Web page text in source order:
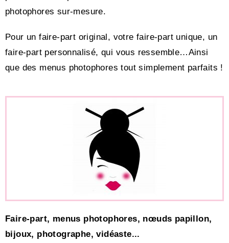
photophores sur-mesure.
Pour un faire-part original, votre faire-part unique, un
faire-part personnalisé, qui vous ressemble…Ainsi
que des menus photophores tout simplement parfaits !
Faire-part, menus photophores, nœuds papillon,
bijoux, photographe, vidéaste...